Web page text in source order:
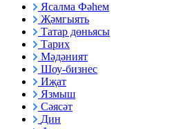
Ясалма Фәһем
Җәмгыять
Татар дөньясы
Тарих
Мәдәният
Шоу-бизнес
Иҗат
Язмыш
Сәясәт
Дин